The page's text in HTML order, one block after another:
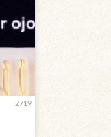
2719